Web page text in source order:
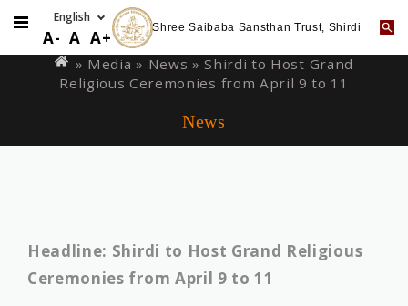
to
A- A A+ Shree Saibaba Sansthan Trust, Shirdi
are
» Media » News » Shirdi to Host Grand
Religious Ceremonies from April 9 to 11
News
Headline: Shirdi to Host Grand Religious
Ceremonies from April 9 to 11